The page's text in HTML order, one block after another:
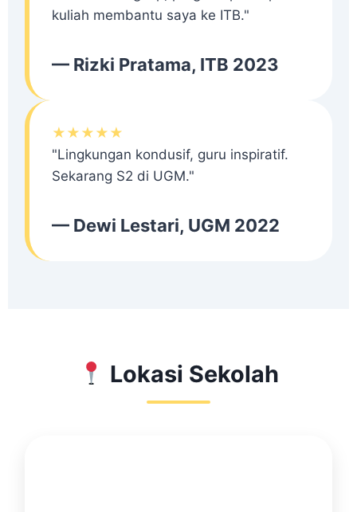
kuliah membantu saya ke ITB."
— Rizki Pratama, ITB 2023
★★★★★
"Lingkungan kondusif, guru inspiratif.
Sekarang S2 di UGM."
— Dewi Lestari, UGM 2022
Lokasi Sekolah